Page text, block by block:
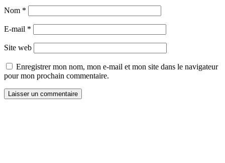
Nom *
E-mail *
Site web
Enregistrer mon nom, mon e-mail et mon site dans le navigateur
pour mon prochain commentaire.